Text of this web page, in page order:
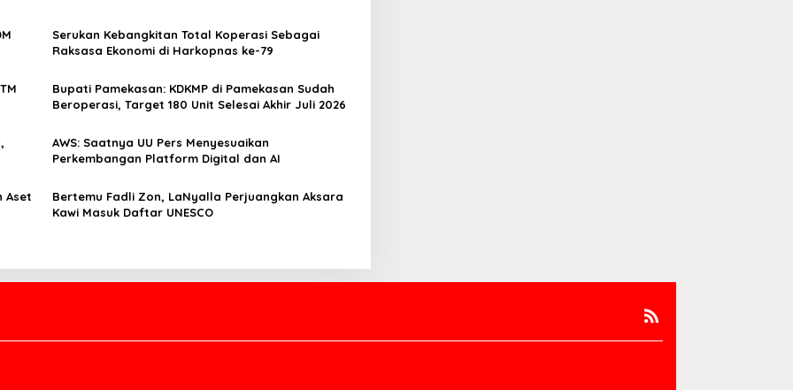
Serukan Kebangkitan Total Koperasi Sebagai
Raksasa Ekonomi di Harkopnas ke-79
Bupati Pamekasan: KDKMP di Pamekasan Sudah
Beroperasi, Target 180 Unit Selesai Akhir Juli 2026
AWS: Saatnya UU Pers Menyesuaikan
Perkembangan Platform Digital dan AI
Aset
Bertemu Fadli Zon, LaNyalla Perjuangkan Aksara
Kawi Masuk Daftar UNESCO